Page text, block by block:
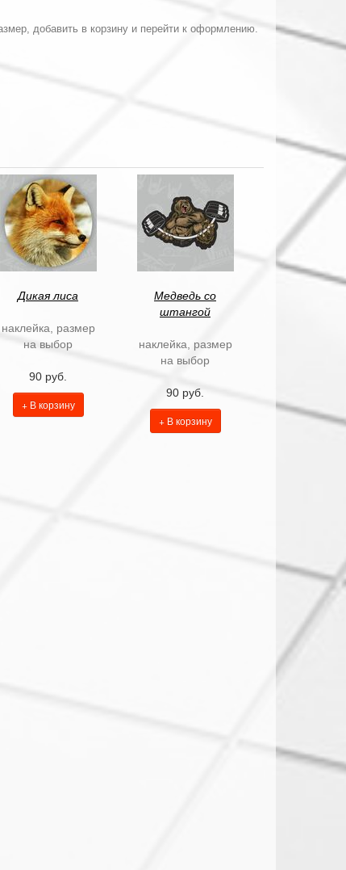
добавить в корзину и перейти к оформлению.
Дикая лиса
наклейка, размер
на выбор
90 руб.
+ В корзину
Медведь со
штангой
наклейка, размер
на выбор
90 руб.
+ В корзину